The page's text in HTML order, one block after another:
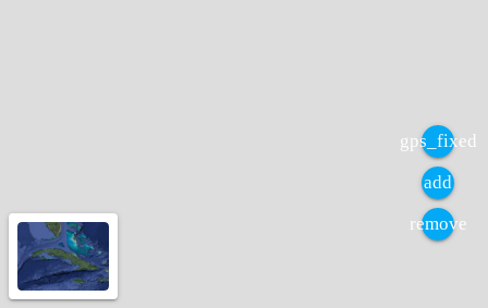
gps_fixed
add
remove